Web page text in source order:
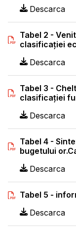
Descarca
Tabel 2 -
clasificaţiei
Descarca
Tabel 3 -
clasificaţiei
Descarca
Tabel 4 -
bugetului
Descarca
Tabel 5 -
Descarca